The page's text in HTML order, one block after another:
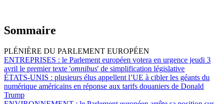
Sommaire
PLÉNIÈRE DU PARLEMENT EUROPÉEN
ENTREPRISES : le Parlement européen votera en urgence jeudi 3
avril le premier texte 'omnibus' de simplification législative
ÉTATS-UNIS : plusieurs élus appellent l’UE à cibler les géants du
numérique américains en réponse aux tarifs douaniers de Donald
Trump